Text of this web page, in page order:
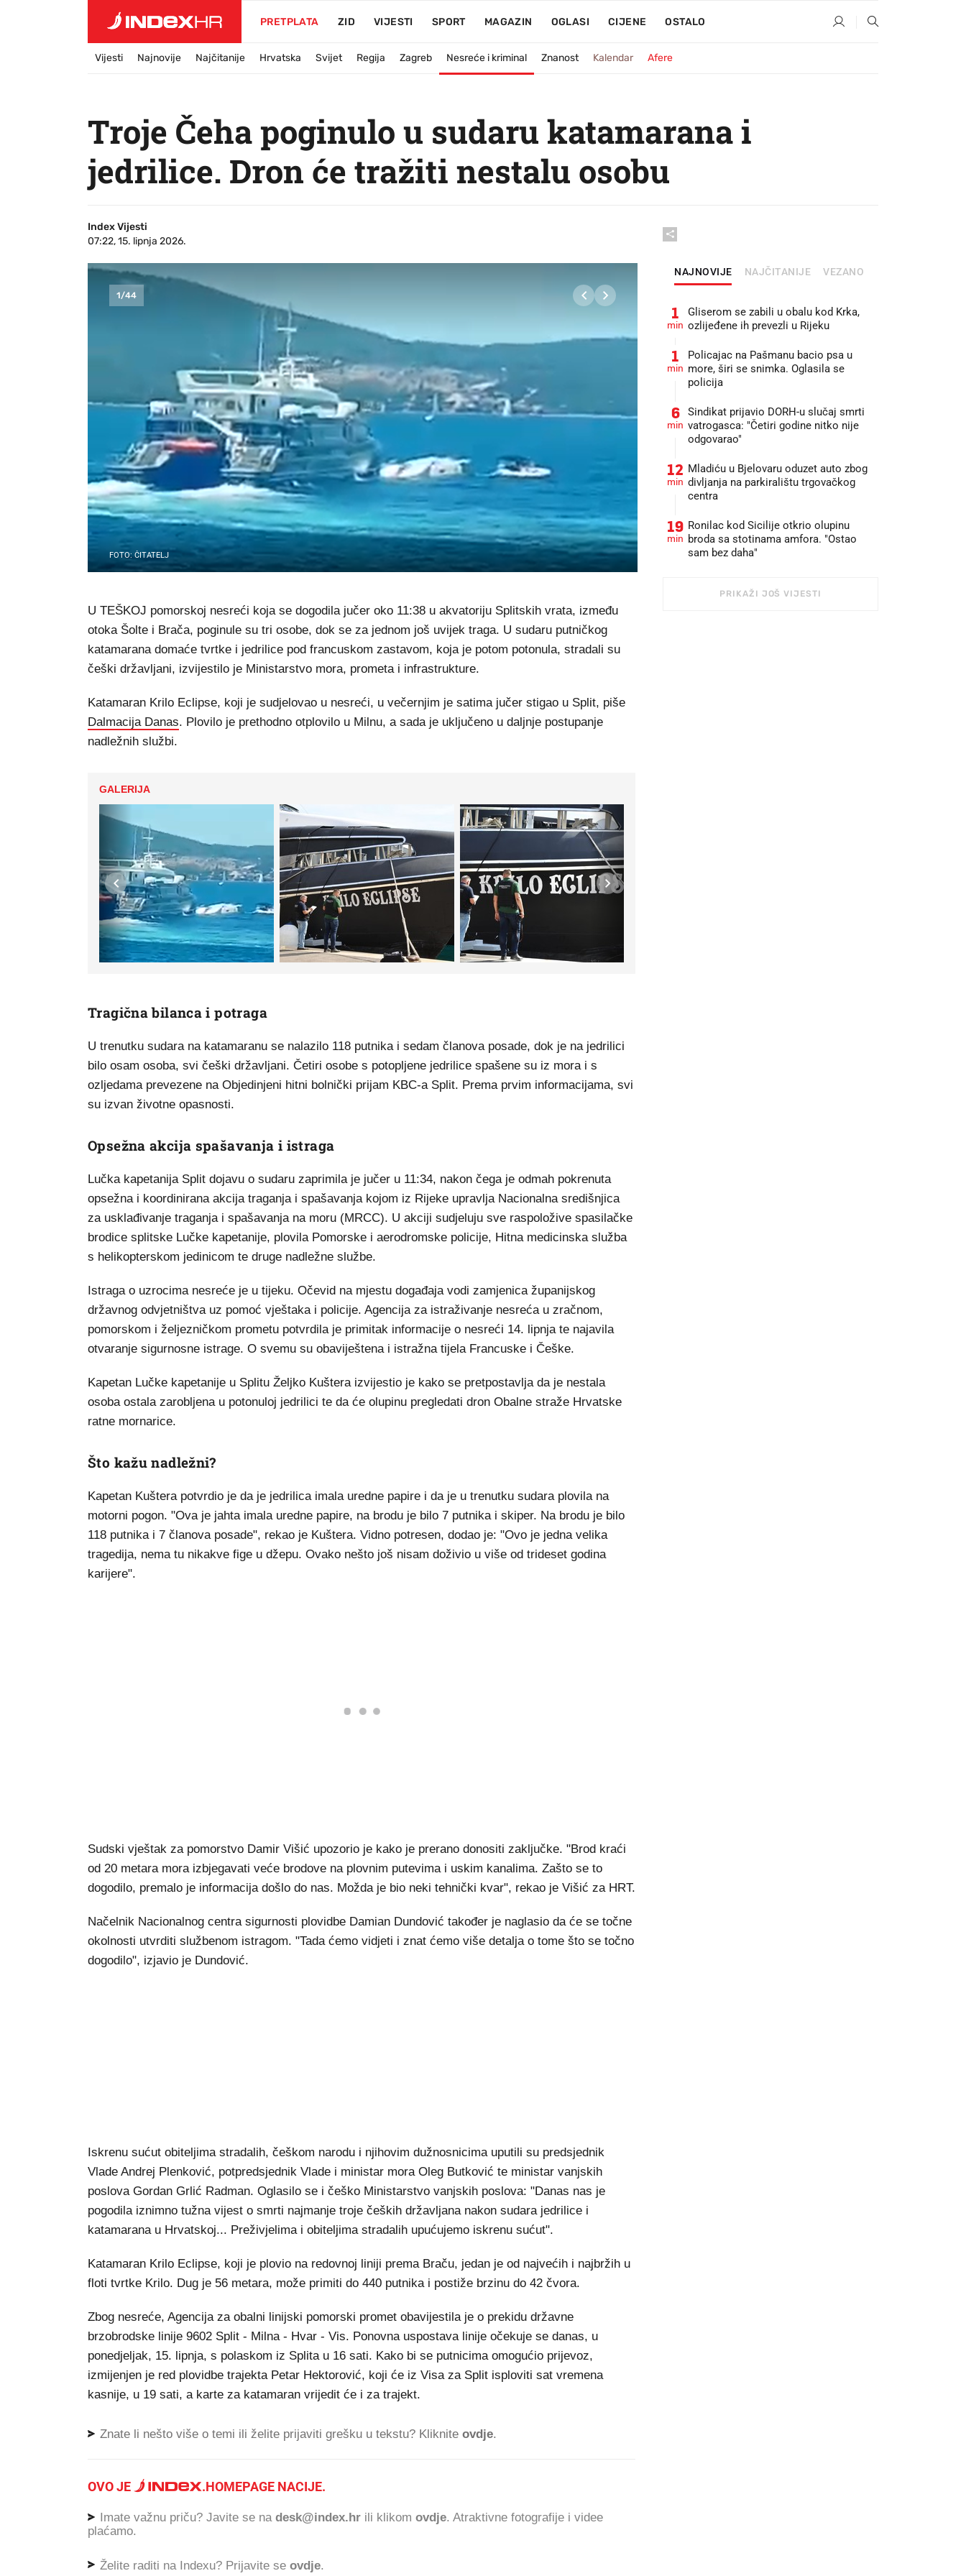
PRETPLATA ZID VIJESTI SPORT MAGAZIN OGLASI CIJENE OSTALO
Vijesti Najnovije Najčitanije Hrvatska Svijet Regija Zagreb Nesreće i kriminal Znanost Kalendar Afere
Troje Čeha poginulo u sudaru katamarana i
jedrilice. Dron će tražiti nestalu osobu
Index Vijesti
07:22, 15. lipnja 2026.
1/44
FOTO: ČITATELJ
U TEŠKOJ pomorskoj nesreći koja se dogodila jučer oko 11:38 u akvatoriju Splitskih vrata, između
otoka Šolte i Brača, poginule su tri osobe, dok se za jednom još uvijek traga. U sudaru putničkog
katamarana domaće tvrtke i jedrilice pod francuskom zastavom, koja je potom potonula, stradali su
češki državljani, izvijestilo je Ministarstvo mora, prometa i infrastrukture.
Katamaran Krilo Eclipse, koji je sudjelovao u nesreći, u večernjim je satima jučer stigao u Split, piše
Dalmacija Danas. Plovilo je prethodno otplovilo u Milnu, a sada je uključeno u daljnje postupanje
nadležnih službi.
GALERIJA
Tragična bilanca i potraga
U trenutku sudara na katamaranu se nalazilo 118 putnika i sedam članova posade, dok je na jedrilici
bilo osam osoba, svi češki državljani. Četiri osobe s potopljene jedrilice spašene su iz mora i s
ozljedama prevezene na Objedinjeni hitni bolnički prijam KBC-a Split. Prema prvim informacijama, svi
su izvan životne opasnosti.
Opsežna akcija spašavanja i istraga
Lučka kapetanija Split dojavu o sudaru zaprimila je jučer u 11:34, nakon čega je odmah pokrenuta
opsežna i koordinirana akcija traganja i spašavanja kojom iz Rijeke upravlja Nacionalna središnjica
za usklađivanje traganja i spašavanja na moru (MRCC). U akciji sudjeluju sve raspoložive spasilačke
brodice splitske Lučke kapetanije, plovila Pomorske i aerodromske policije, Hitna medicinska služba
s helikopterskom jedinicom te druge nadležne službe.
Istraga o uzrocima nesreće je u tijeku. Očevid na mjestu događaja vodi zamjenica županijskog
državnog odvjetništva uz pomoć vještaka i policije. Agencija za istraživanje nesreća u zračnom,
pomorskom i željezničkom prometu potvrdila je primitak informacije o nesreći 14. lipnja te najavila
otvaranje sigurnosne istrage. O svemu su obaviještena i istražna tijela Francuske i Češke.
Kapetan Lučke kapetanije u Splitu Željko Kuštera izvijestio je kako se pretpostavlja da je nestala
osoba ostala zarobljena u potonuloj jedrilici te da će olupinu pregledati dron Obalne straže Hrvatske
ratne mornarice.
Što kažu nadležni?
Kapetan Kuštera potvrdio je da je jedrilica imala uredne papire i da je u trenutku sudara plovila na
motorni pogon. "Ova je jahta imala uredne papire, na brodu je bilo 7 putnika i skiper. Na brodu je bilo
118 putnika i 7 članova posade", rekao je Kuštera. Vidno potresen, dodao je: "Ovo je jedna velika
tragedija, nema tu nikakve fige u džepu. Ovako nešto još nisam doživio u više od trideset godina
karijere".
Sudski vještak za pomorstvo Damir Višić upozorio je kako je prerano donositi zaključke. "Brod kraći
od 20 metara mora izbjegavati veće brodove na plovnim putevima i uskim kanalima. Zašto se to
dogodilo, premalo je informacija došlo do nas. Možda je bio neki tehnički kvar", rekao je Višić za HRT.
Načelnik Nacionalnog centra sigurnosti plovidbe Damian Dundović također je naglasio da će se točne
okolnosti utvrditi službenom istragom. "Tada ćemo vidjeti i znat ćemo više detalja o tome što se točno
dogodilo", izjavio je Dundović.
Iskrenu sućut obiteljima stradalih, češkom narodu i njihovim dužnosnicima uputili su predsjednik
Vlade Andrej Plenković, potpredsjednik Vlade i ministar mora Oleg Butković te ministar vanjskih
poslova Gordan Grlić Radman. Oglasilo se i češko Ministarstvo vanjskih poslova: "Danas nas je
pogodila iznimno tužna vijest o smrti najmanje troje čeških državljana nakon sudara jedrilice i
katamarana u Hrvatskoj... Preživjelima i obiteljima stradalih upućujemo iskrenu sućut".
Katamaran Krilo Eclipse, koji je plovio na redovnoj liniji prema Braču, jedan je od najvećih i najbržih u
floti tvrtke Krilo. Dug je 56 metara, može primiti do 440 putnika i postiže brzinu do 42 čvora.
Zbog nesreće, Agencija za obalni linijski pomorski promet obavijestila je o prekidu državne
brzobrodske linije 9602 Split - Milna - Hvar - Vis. Ponovna uspostava linije očekuje se danas, u
ponedjeljak, 15. lipnja, s polaskom iz Splita u 16 sati. Kako bi se putnicima omogućio prijevoz,
izmijenjen je red plovidbe trajekta Petar Hektorović, koji će iz Visa za Split isploviti sat vremena
kasnije, u 19 sati, a karte za katamaran vrijedit će i za trajekt.
Znate li nešto više o temi ili želite prijaviti grešku u tekstu? Kliknite ovdje.
OVO JE .HOMEPAGE NACIJE.
Imate važnu priču? Javite se na desk@index.hr ili klikom ovdje. Atraktivne fotografije i videe
plaćamo.
Želite raditi na Indexu? Prijavite se ovdje.
NAJNOVIJE NAJČITANIJE VEZANO
1
min
Gliserom se zabili u obalu kod Krka,
ozlijeđene ih prevezli u Rijeku
1
min
Policajac na Pašmanu bacio psa u
more, širi se snimka. Oglasila se
policija
6
min
Sindikat prijavio DORH-u slučaj smrti
vatrogasca: "Četiri godine nitko nije
odgovarao"
12
min
Mladiću u Bjelovaru oduzet auto zbog
divljanja na parkiralištu trgovačkog
centra
19
min
Ronilac kod Sicilije otkrio olupinu
broda sa stotinama amfora. "Ostao
sam bez daha"
PRIKAŽI JOŠ VIJESTI